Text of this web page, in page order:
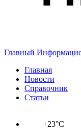
Главный
Главная
Новости
Справочник
Статьи
+23°C